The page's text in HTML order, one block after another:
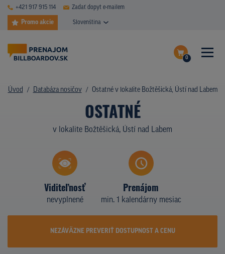
+421 917 915 114 Zadať dopyt e-mailem
Promo akcie Slovenština
0
Dokončiť dopyt
Zobraziť nosiče na mape
DATABÁZA NOSIČOV
PLOCHY V AKCII
TYPY NOSIČOV
Z PRAXE
Úvod Databáza nosičov Ostatné v lokalite Božtěšická, Ústí nad Labem
OSTATNÉ
v lokalite Božtěšická, Ústí nad Labem
Viditeľnosť
nevyplnené
Prenájom
min. 1 kalendárny mesiac
NEZÁVÄZNE PREVERIŤ DOSTUPNOST A CENU